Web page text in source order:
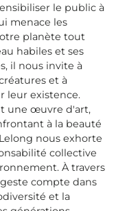
le public à
menace les
planète tout
habiles et ses
il nous invite à
et à
leur existence.
une œuvre d'art,
à la beauté
nous exhorte
collective
À travers
compte dans
et la